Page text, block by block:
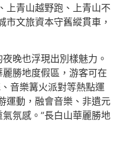
上青山越野跑、上青山不
市文旅資本守舊縱貫車，
晚也浮現出別樣魅力。
勝地度假區，游客可在
音樂篝火派對等熱點運
運動，融會音樂、非遺元
氛感。”長白山華麗勝地